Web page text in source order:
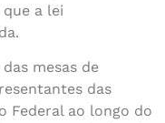
a lei
mesas de
das
Federal ao longo do